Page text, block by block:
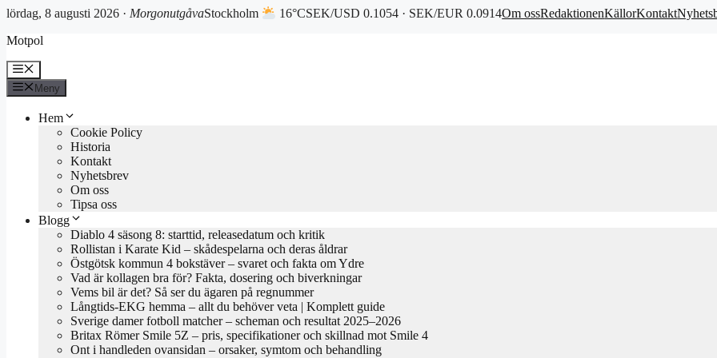
lördag, 8 augusti 2026 · MorgonutgåvaStockholm 16°CSEK/USD 0.1054 · SEK/EUR 0.0914Om ossRedaktionenKällorKontakt
till
Motpol
Meny
Meny
Hem
Cookie Policy
Historia
Kontakt
Nyhetsbrev
Om oss
Tipsa oss
Blogg
Diablo 4 säsong 8: starttid, releasedatum och kritik
Rollistan i Karate Kid – skådespelarna och deras åldrar
Östgötsk kommun 4 bokstäver – svaret och fakta om Ydre
Vad är kollagen bra för? Fakta, dosering och biverkningar
Vems bil är det? Så ser du ägaren på regnummer
Långtids-EKG hemma – allt du behöver veta | Komplett guide
Sverige damer fotboll matcher – scheman och resultat 2025–2026
Britax Römer Smile 5Z – pris, specifikationer och skillnad mot Smile 4
Ont i handleden ovansidan – orsaker, symtom och behandling